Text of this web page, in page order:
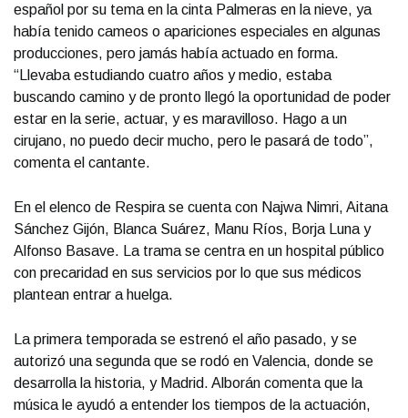
español por su tema en la cinta Palmeras en la nieve, ya
había tenido cameos o apariciones especiales en algunas
producciones, pero jamás había actuado en forma.
“Llevaba estudiando cuatro años y medio, estaba
buscando camino y de pronto llegó la oportunidad de poder
estar en la serie, actuar, y es maravilloso. Hago a un
cirujano, no puedo decir mucho, pero le pasará de todo”,
comenta el cantante.
En el elenco de Respira se cuenta con Najwa Nimri, Aitana
Sánchez Gijón, Blanca Suárez, Manu Ríos, Borja Luna y
Alfonso Basave. La trama se centra en un hospital público
con precaridad en sus servicios por lo que sus médicos
plantean entrar a huelga.
La primera temporada se estrenó el año pasado, y se
autorizó una segunda que se rodó en Valencia, donde se
desarrolla la historia, y Madrid. Alborán comenta que la
música le ayudó a entender los tiempos de la actuación,